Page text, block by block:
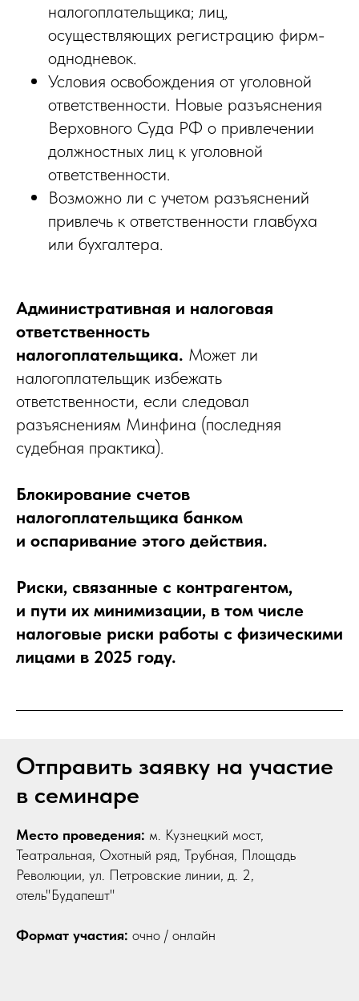
налогоплательщика; лиц,
осуществляющих регистрацию фирм-
однодневок.
Условия освобождения от уголовной
ответственности. Новые разъяснения
Верховного Суда РФ о привлечении
должностных лиц к уголовной
ответственности.
Возможно ли с учетом разъяснений
привлечь к ответственности главбуха
или бухгалтера.
Административная и налоговая
ответственность
налогоплательщика. Может ли
налогоплательщик избежать
ответственности, если следовал
разъяснениям Минфина (последняя
судебная практика).
Блокирование счетов
налогоплательщика банком
и оспаривание этого действия.
Риски, связанные с контрагентом,
и пути их минимизации, в том числе
налоговые риски работы с физическими
лицами в 2025 году.
Отправить заявку на участие
в семинаре
Место проведения: м. Кузнецкий мост,
Театральная, Охотный ряд, Трубная, Площадь
Революции, ул. Петровские линии, д. 2,
отель"Будапешт"
Формат участия: очно / онлайн